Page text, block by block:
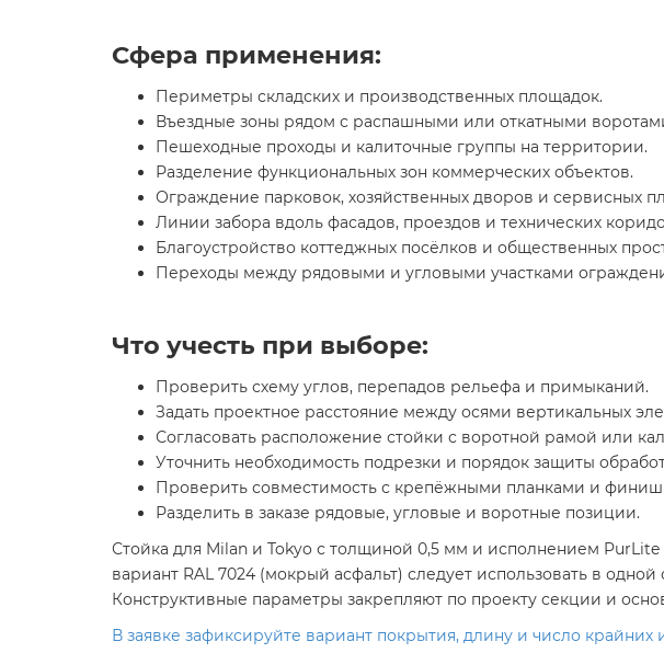
Сфера применения:
Периметры складских и производственных площадок.
Въездные зоны рядом с распашными или откатными
Пешеходные проходы и калиточные группы на территории.
Разделение функциональных зон коммерческих объектов.
Ограждение парковок, хозяйственных дворов и сервисных
Линии забора вдоль фасадов, проездов и технических
Благоустройство коттеджных посёлков и общественных
Переходы между рядовыми и угловыми участками
Что учесть при выборе:
Проверить схему углов, перепадов рельефа и примыканий.
Задать проектное расстояние между осями вертикальных
Согласовать расположение стойки с воротной рамой или
Уточнить необходимость подрезки и порядок защиты
Проверить совместимость с крепёжными планками и
Разделить в заказе рядовые, угловые и воротные позиции.
Стойка для Milan и Tokyo с толщиной 0,5 мм и исполнением
вариант RAL 7024 (мокрый асфальт) следует использовать в
Конструктивные параметры закрепляют по проекту секции и
В заявке зафиксируйте вариант покрытия, длину и число крайних